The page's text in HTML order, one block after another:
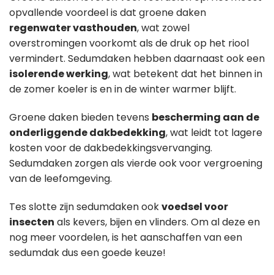
opvallende voordeel is dat groene daken
regenwater vasthouden, wat zowel
overstromingen voorkomt als de druk op het riool
vermindert. Sedumdaken hebben daarnaast ook een
isolerende werking, wat betekent dat het binnen in
de zomer koeler is en in de winter warmer blijft.
Groene daken bieden tevens bescherming aan de
onderliggende dakbedekking, wat leidt tot lagere
kosten voor de dakbedekkingsvervanging.
Sedumdaken zorgen als vierde ook voor vergroening
van de leefomgeving.
Tes slotte zijn sedumdaken ookvoedsel voor
insecten als kevers, bijen en vlinders. Om al deze en
nog meer voordelen, is het aanschaffen van een
sedumdak dus een goede keuze!